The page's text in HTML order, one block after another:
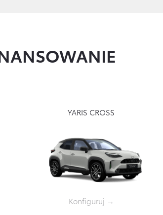
YARIS CROSS
Konfiguruj →